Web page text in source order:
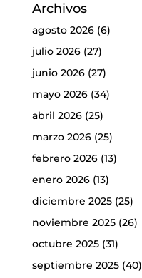
Archivos
agosto 2026(6)
julio 2026(27)
junio 2026(27)
mayo 2026(34)
abril 2026(25)
marzo 2026(25)
febrero 2026(13)
enero 2026(13)
diciembre 2025(25)
noviembre 2025(26)
octubre 2025(31)
septiembre 2025(40)